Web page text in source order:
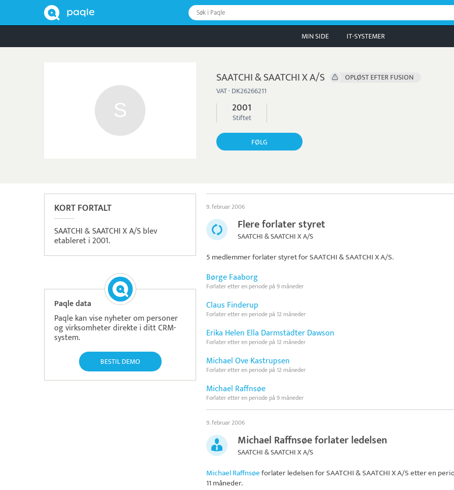
Søk i Paqle
MIN SIDE IT-SYSTEMER
SAATCHI & SAATCHI X A/S
OPLØST EFTER FUSION
VAT · DK26266211
2001
Stiftet
FØLG
KORT FORTALT
SAATCHI & SAATCHI X A/S blev
etableret i 2001.
Paqle data
Paqle kan vise nyheter om personer
og virksomheter direkte i ditt CRM-
system.
BESTIL DEMO
9. februar 2006
Flere forlater styret
SAATCHI & SAATCHI X A/S
5 medlemmer forlater styret forSAATCHI & SAATCHI X A/S.
Børge Faaborg
Forlater etter en periode på 9 måneder
Claus Finderup
Forlater etter en periode på 12 måneder
Erika Helen Ella Darmstädter Dawson
Forlater etter en periode på 12 måneder
Michael Ove Kastrupsen
Forlater etter en periode på 12 måneder
Michael Raffnsøe
Forlater etter en periode på 9 måneder
9. februar 2006
Michael Raffnsøe forlater ledelsen
SAATCHI & SAATCHI X A/S
Michael Raffnsøeforlater ledelsen forSAATCHI & SAATCHI X A/Setter en
11 måneder.